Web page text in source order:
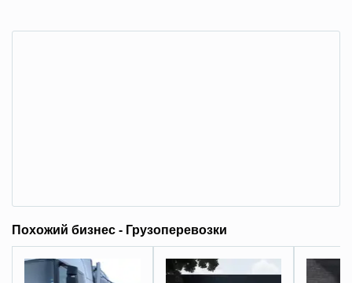
Похожий бизнес - Грузоперевозки